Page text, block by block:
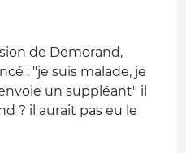
de Demorand,
: "je suis malade, je
un suppléant" il
? il aurait pas eu le